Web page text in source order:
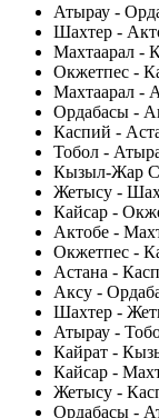
Атырау -
Шахтер -
Махтаарал -
Окжетпес -
Махтаарал -
Ордабасы -
Каспий -
Тобол -
Кызыл-Жар
Жетысу -
Кайсар -
Актобе -
Окжетпес -
Астана -
Аксу -
Шахтер -
Атырау -
Кайрат -
Кайсар -
Жетысу -
Ордабасы -